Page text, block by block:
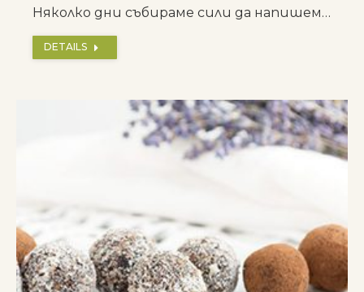
Няколко дни събираме сили да напишем…
DETAILS